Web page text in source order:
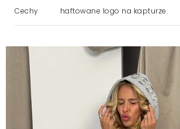
Cechy haftowane logo na kapturze.